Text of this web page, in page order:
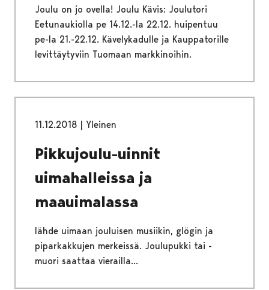
Joulu on jo ovella! Joulu Kävis: Joulutori
Eetunaukiolla pe 14.12.-la 22.12. huipentuu
pe-la 21.-22.12. Kävelykadulle ja Kauppatorille
levittäytyviin Tuomaan markkinoihin.
11.12.2018 Yleinen
Pikkujoulu-uinnit
uimahalleissa ja
maauimalassa
lähde uimaan jouluisen musiikin, glögin ja
piparkakkujen merkeissä. Joulupukki tai -
muori saattaa vierailla...